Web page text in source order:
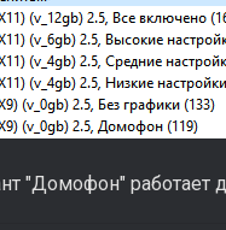
"Домофон" работает